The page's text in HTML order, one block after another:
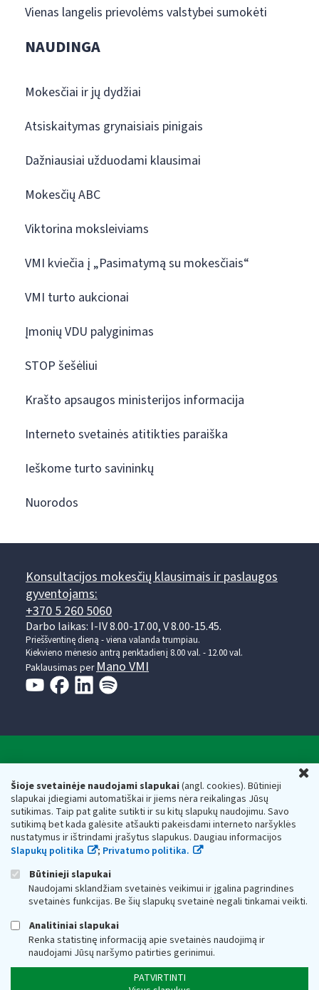
Šioje svetainėje naudojami slapukai(angl. cookies). Būtinieji
slapukai įdiegiami automatiškai ir jiems nėra reikalingas Jūsų
sutikimas. Taip pat galite sutikti ir su kitų slapukų naudojimu. Savo
sutikimą bet kada galėsite atšaukti pakeisdami interneto naršyklės
nustatymus ir ištrindami įrašytus slapukus. Daugiau informacijos
Slapukų politika
; Privatumo politika.
Būtinieji slapukai
Naudojami sklandžiam svetainės veikimui ir įgalina pagrindines
svetainės funkcijas. Be šių slapukų svetainė negali tinkamai veikti.
Analitiniai slapukai
Renka statistinę informaciją apie svetainės naudojimą ir
naudojami Jūsų naršymo patirties gerinimui.
PATVIRTINTI
Vienas langelis prievolėms valstybei sumokėti
NAUDINGA
Mokesčiai ir jų dydžiai
Atsiskaitymas grynaisiais pinigais
Dažniausiai užduodami klausimai
Mokesčių ABC
Viktorina moksleiviams
VMI kviečia į „Pasimatymą su mokesčiais“
VMI turto aukcionai
Įmonių VDU palyginimas
STOP šešėliui
Krašto apsaugos ministerijos informacija
Interneto svetainės atitikties paraiška
Ieškome turto savininkų
Nuorodos
Konsultacijos mokesčių klausimais ir paslaugos
gyventojams:
+370 5 260 5060
Darbo laikas: I-IV 8.00-17.00, V 8.00-15.45.
Prieššventinę dieną - viena valanda trumpiau.
Kiekvieno mėnesio antrą penktadienį 8.00 val. - 12.00 val.
Paklausimas perMano VMI
Valstybinė mokesčių inspekcija prie Lietuvos
Respublikos finansų ministerijos
Biudžetinė įstaiga. Juridinio asmens kodas — 188659752,
adresas: Vasario 16-osios g. 14, 01107 Vilnius, Lietuva, el.paštas:
vmi@vmi.lt , E. pristatymo dėžutės adresas 188659752
Duomenys apie Valstybinę mokesčių inspekciją prie Lietuvos
Respublikos finansų ministerijos kaupiami ir saugomi Juridinių